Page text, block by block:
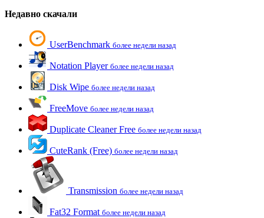
Недавно скачали
UserBenchmark более недели назад
Notation Player более недели назад
Disk Wipe более недели назад
FreeMove более недели назад
Duplicate Cleaner Free более недели назад
CuteRank (Free) более недели назад
Transmission более недели назад
Fat32 Format более недели назад